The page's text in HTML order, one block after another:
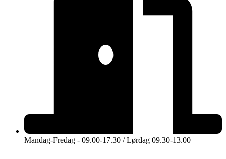
Mandag-Fredag - 09.00-17.30 / Lørdag 09.30-13.00